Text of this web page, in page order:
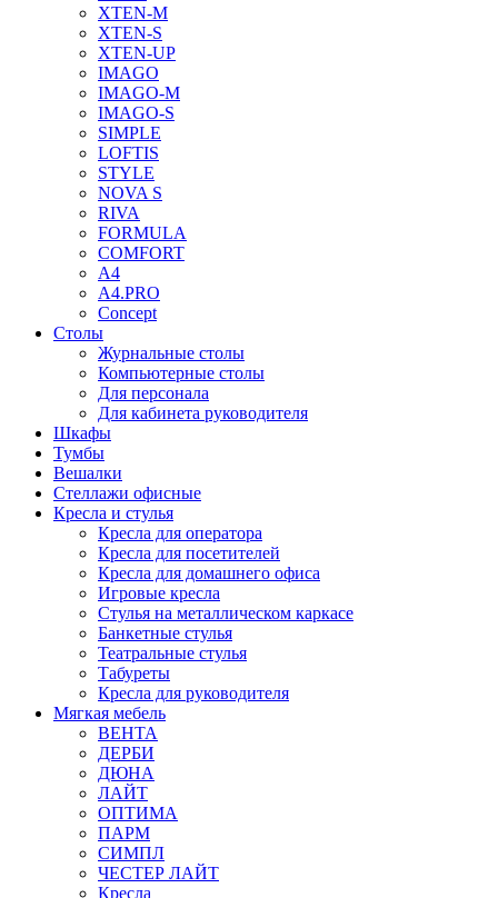
XTEN-M
XTEN-S
XTEN-UP
IMAGO
IMAGO-M
IMAGO-S
SIMPLE
LOFTIS
STYLE
NOVA S
RIVA
FORMULA
COMFORT
A4
A4.PRO
Concept
Столы
Журнальные столы
Компьютерные столы
Для персонала
Для кабинета руководителя
Шкафы
Тумбы
Вешалки
Стеллажи офисные
Кресла и стулья
Кресла для оператора
Кресла для посетителей
Кресла для домашнего офиса
Игровые кресла
Стулья на металлическом каркасе
Банкетные стулья
Театральные стулья
Табуреты
Кресла для руководителя
Мягкая мебель
ВЕНТА
ДЕРБИ
ДЮНА
ЛАЙТ
ОПТИМА
ПАРМ
СИМПЛ
ЧЕСТЕР ЛАЙТ
Кресла